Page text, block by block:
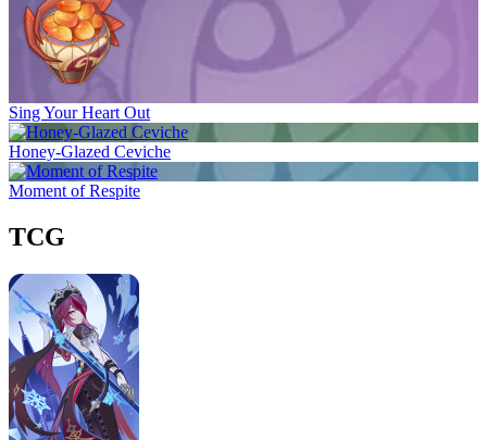
Sing Your Heart Out
Honey-Glazed Ceviche
Moment of Respite
TCG